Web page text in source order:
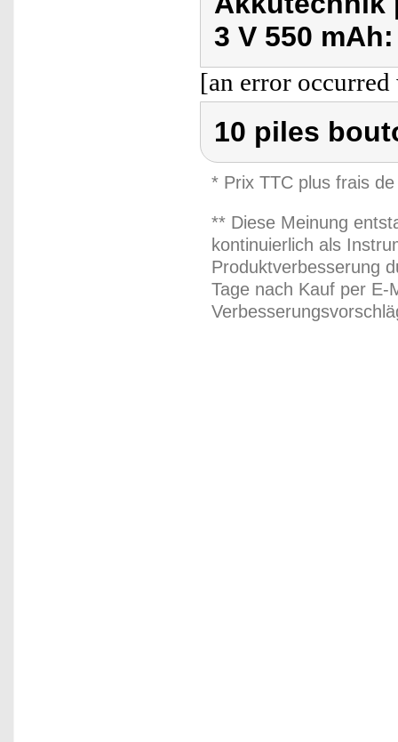
3 V 550 mAh:
[an error
10 piles
* Prix TTC plus frais
** Diese Meinung
kontinuierlich als
Produktverbesserung
Tage nach Kauf per E-